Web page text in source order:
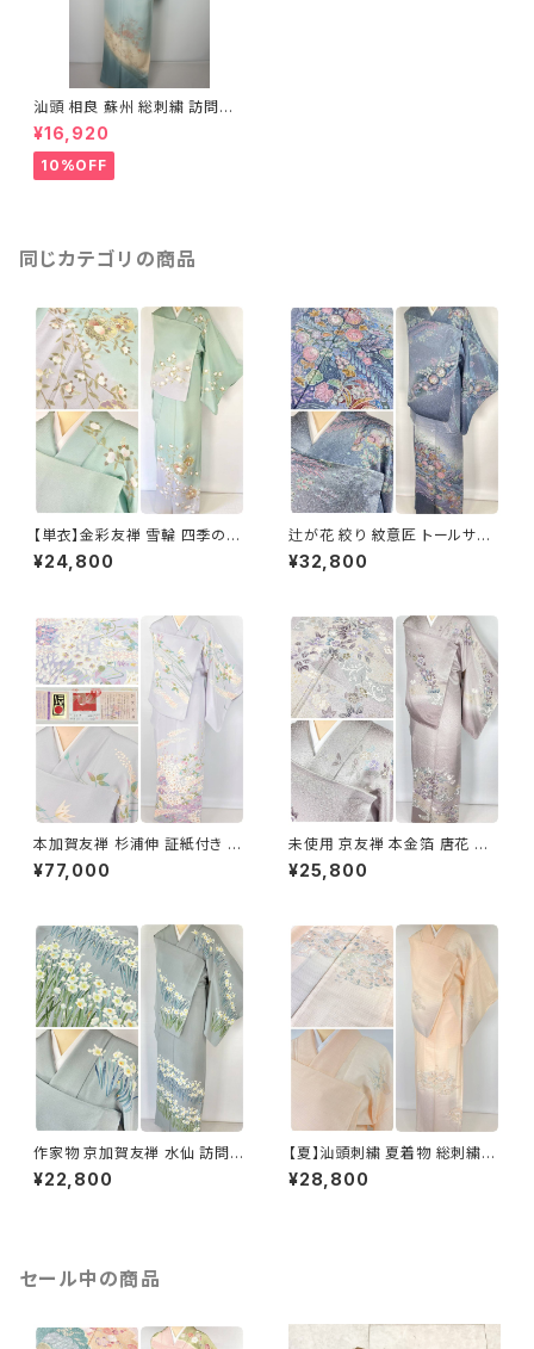
汕頭 相良 蘇州 総刺繍 訪問着
唐花 正絹 水色 620
¥16,920
10%OFF
同じカテゴリの商品
【単衣】金彩友禅 雪輪 四季の
花々 正絹 訪問着 黄緑 青緑 紫
1418
¥24,800
辻が花 絞り 紋意匠 トールサイ
ズ 金彩 訪問着 正絹 袷 青 ブル
ー 紫 1273
¥32,800
本加賀友禅 杉浦伸 証紙付き 訪
問着 花柄 正絹 紫 白 パステル
白菫色 1080
¥77,000
未使用 京友禅 本金箔 唐花 訪
問着 袷 正絹 紫 グレー 白 1165
¥25,800
作家物 京加賀友禅 水仙 訪問着
正絹 袷 浅葱鼠 青緑 グレー 白
1157
¥22,800
【夏】汕頭刺繍 夏着物 総刺繍
絽 訪問着 正絹 オレンジ サーモ
ンピンク 水色 1243
¥28,800
セール中の商品